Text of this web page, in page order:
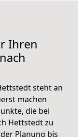
Ihren
steht an
machen
die bei
Hettstedt zu
Planung bis